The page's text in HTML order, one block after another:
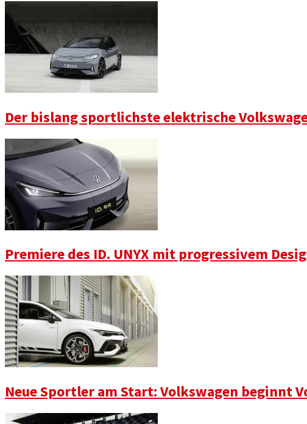
Der bislang sportlichste elektrische
Premiere des ID. UNYX mit progressivem
Neue Sportler am Start: Volkswagen beginnt